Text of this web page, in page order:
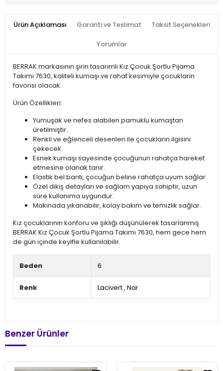
Ürün Açıklaması Garanti ve Teslimat Taksit Seçenekleri
Yorumlar
BERRAK markasının şirin tasarımlı Kız Çocuk Şortlu Pijama
Takımı 7630, kaliteli kumaşı ve rahat kesimiyle çocukların
favorisi olacak.
Ürün Özellikleri:
Yumuşak ve nefes alabilen pamuklu kumaştan
üretilmiştir.
Renkli ve eğlenceli desenleri ile çocukların ilgisini
çekecek.
Esnek kumaşı sayesinde çocuğunun rahatça hareket
etmesine olanak tanır.
Elastik bel bantı, çocuğun beline rahatça uyum sağlar.
Özel dikiş detayları ve sağlam yapıya sahiptir, uzun
süre kullanıma uygundur.
Makinada yıkanabilir, kolay bakım ve temizlik sağlar.
Kız çocuklarının konforu ve şıklığı düşünülerek tasarlanmış
BERRAK Kız Çocuk Şortlu Pijama Takımı 7630, hem gece hem
de gün içinde keyifle kullanılabilir.
Beden 6
Renk Lacivert, Nar
Benzer Ürünler